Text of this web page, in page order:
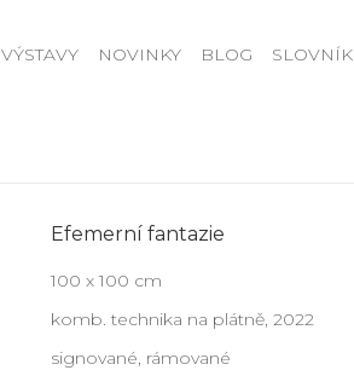
VÝSTAVY NOVINKY BLOG SLOVNÍK
Efemerní fantazie
100 x 100 cm
komb. technika na plátně, 2022
signované, rámované